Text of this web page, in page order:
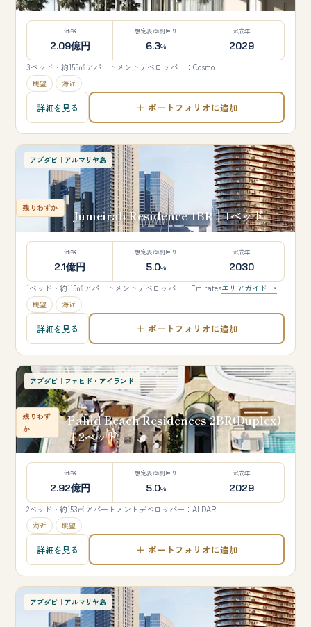
価格
2.09億円
想定表面利回り
6.3%
完成年
2029
3ベッド・約155㎡アパートメントデベロッパー：Cosmo
眺望 海近
詳細を見る ＋ ポートフォリオに追加
アブダビ｜アルマリヤ島
残りわずか Jumeirah Residence 1BR｜1ベッド
価格
2.1億円
想定表面利回り
5.0%
完成年
2030
1ベッド・約115㎡アパートメントデベロッパー：Emiratesエリアガイド →
眺望 海近
詳細を見る ＋ ポートフォリオに追加
アブダビ｜ファヒド・アイランド
残りわず
か
Fahid Beach Residences 2BR(Duplex)
｜2ベッド
価格
2.92億円
想定表面利回り
5.0%
完成年
2029
2ベッド・約153㎡アパートメントデベロッパー：ALDAR
海近 眺望
詳細を見る ＋ ポートフォリオに追加
アブダビ｜アルマリヤ島